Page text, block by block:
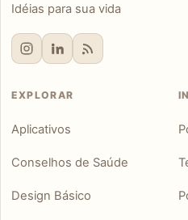
Idéias para sua vida
EXPLORAR
Aplicativos
Conselhos de Saúde
Design Básico